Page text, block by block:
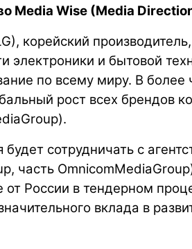
Media Wise (Media
корейский
электроники и бытовой
по всему миру. В более
рост всех брендов
сотрудничать с
часть
от России в тендерном
вклада в